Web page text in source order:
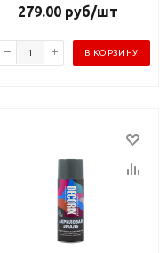
279.00руб/шт
В КОРЗИНУ